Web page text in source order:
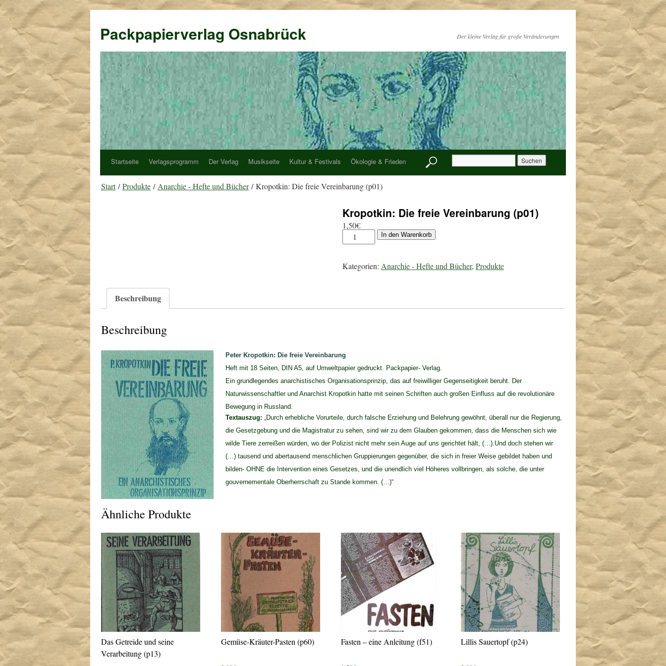
Packpapierverlag Osnabrück Der kleine Verlag für große Veränderungen
Startseite Verlagsprogramm Der Verlag Musikseite Kultur & Festivals Ökologie & Frieden
Start/Produkte / Anarchie - Hefte und Bücher/ Kropotkin: Die freie Vereinbarung (p01)
Kropotkin: Die freie Vereinbarung (p01)
1,50€
In den Warenkorb
Kategorien: Anarchie - Hefte und Bücher, Produkte
Beschreibung
Beschreibung
Peter Kropotkin: Die freie Vereinbarung
Heft mit 18 Seiten, DIN A5, auf Umweltpapier gedruckt. Packpapier- Verlag.
Ein grundlegendes anarchistisches Organisationsprinzip, das auf freiwilliger Gegenseitigkeit beruht. Der
Naturwissenschaftler und Anarchist Kropotkin hatte mit seinen Schriften auch großen Einfluss auf die revolutionäre
Bewegung in Russland.
Textauszug: „Durch erhebliche Vorurteile, durch falsche Erziehung und Belehrung gewöhnt, überall nur die Regierung,
die Gesetzgebung und die Magistratur zu sehen, sind wir zu dem Glauben gekommen, dass die Menschen sich wie
wilde Tiere zerreißen würden, wo der Polizist nicht mehr sein Auge auf uns gerichtet hält, (…).Und doch stehen wir
(…) tausend und abertausend menschlichen Gruppierungen gegenüber, die sich in freier Weise gebildet haben und
bilden- OHNE die Intervention eines Gesetzes, und die unendlich viel Höheres vollbringen, als solche, die unter
gouvernementale Oberherrschaft zu Stande kommen. (…)“
Ähnliche Produkte
Das Getreide und seine
Verarbeitung (p13)
Gemüse-Kräuter-Pasten (p60) Fasten – eine Anleitung (f51) Lillis Sauertopf (p24)